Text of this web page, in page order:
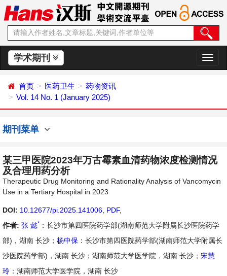
学术期刊
切
换
首页 医药卫生
药物资讯
Vol. 14 No. 1 (January 2025)
期刊菜单
某三甲医院2023年万古霉素血清药物浓度检测情况
及合理用药分析
Therapeutic Drug Monitoring and Rationality Analysis of Vancomycin
Use in a Tertiary Hospital in 2023
DOI: 10.12677/pi.2025.141006 PDF,
作者: 张 懿* ：长沙市第四医院药学部(湖南师范大学附属长沙医院药学
部)，湖南 长沙； 杨中保 ：长沙市第四医院药学部(湖南师范大学附属长
沙医院药学部)，湖南 长沙；湖南师范大学医学院，湖南 长沙； 宋慧
玲 ：湖南师范大学医学院，湖南 长沙